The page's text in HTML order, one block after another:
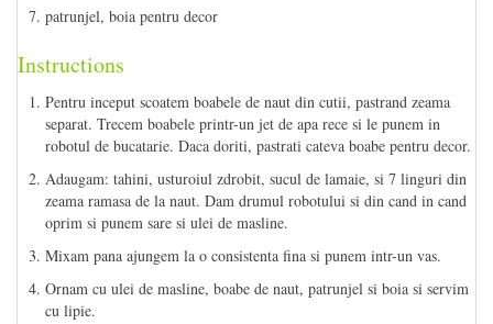
patrunjel, boia pentru decor
Instructions
Pentru inceput scoatem boabele de naut din cutii, pastrand zeama
separat. Trecem boabele printr-un jet de apa rece si le punem in
robotul de bucatarie. Daca doriti, pastrati cateva boabe pentru decor.
Adaugam: tahini, usturoiul zdrobit, sucul de lamaie, si 7 linguri din
zeama ramasa de la naut. Dam drumul robotului si din cand in cand
oprim si punem sare si ulei de masline.
Mixam pana ajungem la o consistenta fina si punem intr-un vas.
Ornam cu ulei de masline, boabe de naut, patrunjel si boia si servim
cu lipie.